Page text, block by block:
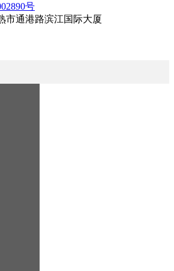
号
市通港路滨江国际大厦